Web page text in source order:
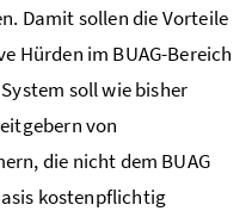
Damit sollen die Vorteile
Hürden im BUAG-Bereich
soll wie bisher
von
die nicht dem BUAG
kostenpflichtig